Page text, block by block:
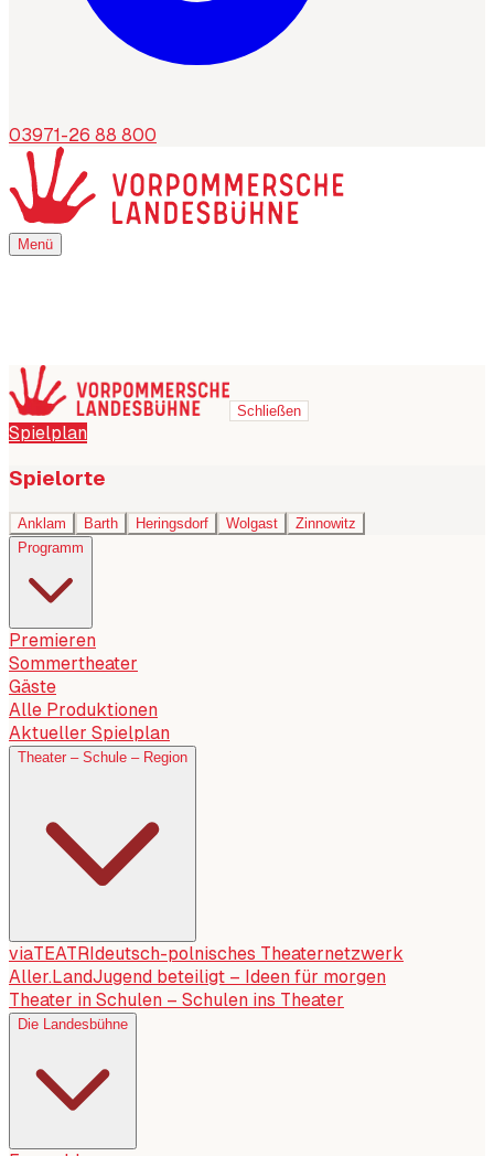
03971-26 88 800
Menü
Menü
Schließen
Spielplan
Spielorte
Anklam Barth Heringsdorf Wolgast
Zinnowitz
Programm
Premieren
Sommertheater
Gäste
Alle Produktionen
Aktueller Spielplan
Theater – Schule – Region
viaTEATRI deutsch-polnisches Theaternetzwerk
Aller.LandJugend beteiligt – Ideen für morgen
Theater in Schulen – Schulen ins Theater
Die Landesbühne